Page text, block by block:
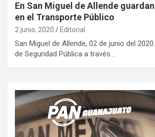
En San Miguel de Allende
en el Transporte Público
2 junio, 2020 Editorial
San Miguel de Allende, 02 de junio del
de Seguridad Pública a través…